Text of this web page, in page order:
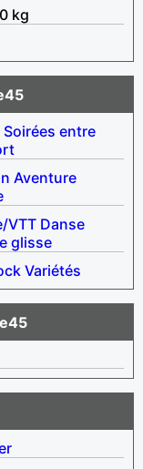
kg
Soirées entre
Aventure
VTT Danse
glisse
Variétés